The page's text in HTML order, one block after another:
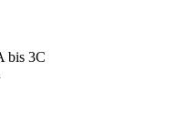
bis 3C